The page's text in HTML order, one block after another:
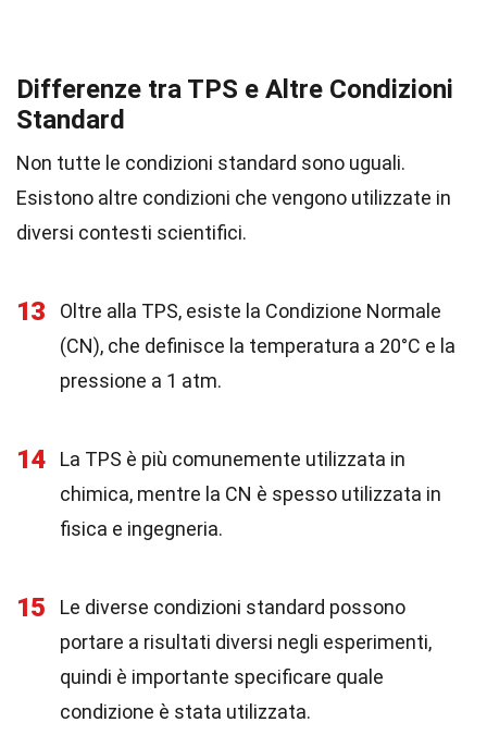
Differenze tra TPS e Altre Condizioni
Standard
Non tutte le condizioni standard sono uguali.
Esistono altre condizioni che vengono utilizzate in
diversi contesti scientifici.
13
Oltre alla TPS, esiste la Condizione Normale
(CN), che definisce la temperatura a 20°C e la
pressione a 1 atm.
14
La TPS è più comunemente utilizzata in
chimica, mentre la CN è spesso utilizzata in
fisica e ingegneria.
15
Le diverse condizioni standard possono
portare a risultati diversi negli esperimenti,
quindi è importante specificare quale
condizione è stata utilizzata.